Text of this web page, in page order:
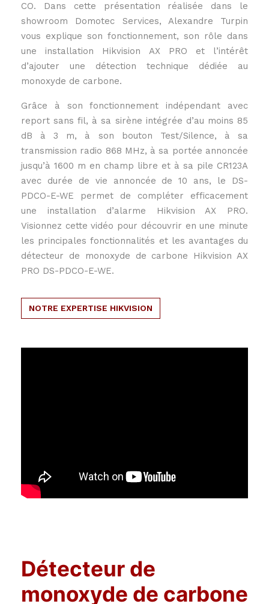
CO. Dans cette présentation réalisée dans le
showroom Domotec Services, Alexandre Turpin
vous explique son fonctionnement, son rôle dans
une installation Hikvision AX PRO et l’intérêt
d’ajouter une détection technique dédiée au
monoxyde de carbone.
Grâce à son fonctionnement indépendant avec
report sans fil, à sa sirène intégrée d’au moins 85
dB à 3 m, à son bouton Test/Silence, à sa
transmission radio 868 MHz, à sa portée annoncée
jusqu’à 1600 m en champ libre et à sa pile CR123A
avec durée de vie annoncée de 10 ans, le DS-
PDCO-E-WE permet de compléter efficacement
une installation d’alarme Hikvision AX PRO.
Visionnez cette vidéo pour découvrir en une minute
les principales fonctionnalités et les avantages du
détecteur de monoxyde de carbone Hikvision AX
PRO DS-PDCO-E-WE.
NOTRE EXPERTISE HIKVISION
Détecteur de
monoxyde de carbone